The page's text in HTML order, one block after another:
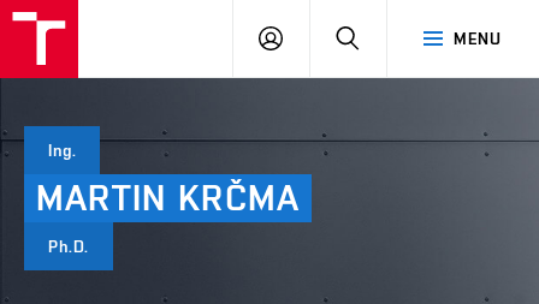
MENU
PŘIHLÁSIT
Ing.
MARTIN KRČMA
Ph.D.